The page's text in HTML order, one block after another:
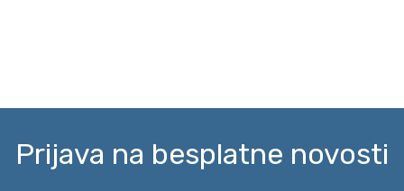
Prijava na besplatne novosti